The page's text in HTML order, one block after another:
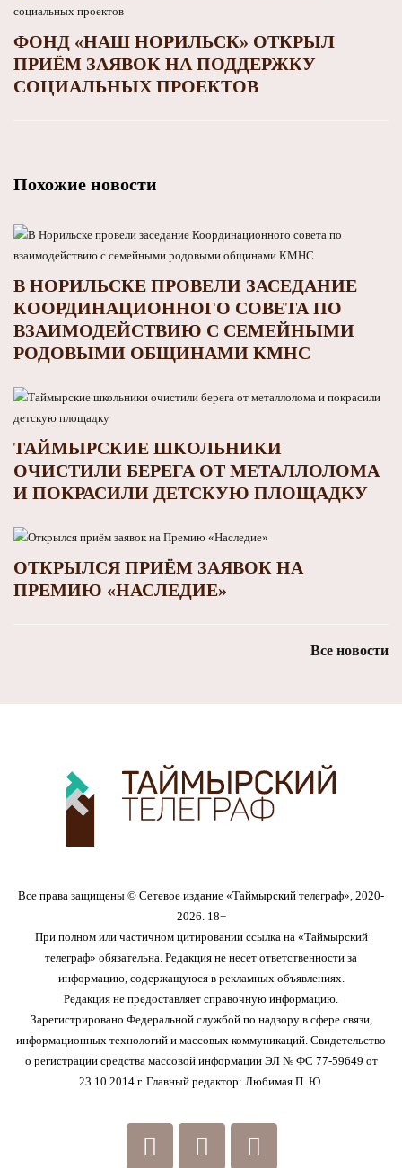
ФОНД «НАШ НОРИЛЬСК» ОТКРЫЛ
ПРИЁМ ЗАЯВОК НА ПОДДЕРЖКУ
СОЦИАЛЬНЫХ ПРОЕКТОВ
Похожие новости
В НОРИЛЬСКЕ ПРОВЕЛИ ЗАСЕДАНИЕ
КООРДИНАЦИОННОГО СОВЕТА ПО
ВЗАИМОДЕЙСТВИЮ С СЕМЕЙНЫМИ
РОДОВЫМИ ОБЩИНАМИ КМНС
ТАЙМЫРСКИЕ ШКОЛЬНИКИ
ОЧИСТИЛИ БЕРЕГА ОТ МЕТАЛЛОЛОМА
И ПОКРАСИЛИ ДЕТСКУЮ ПЛОЩАДКУ
ОТКРЫЛСЯ ПРИЁМ ЗАЯВОК НА
ПРЕМИЮ «НАСЛЕДИЕ»
Все новости
Все права защищены © Сетевое издание «Таймырский телеграф», 2020-
2026. 18+
При полном или частичном цитировании ссылка на «Таймырский
телеграф» обязательна. Редакция не несет ответственности за
информацию, содержащуюся в рекламных объявлениях.
Редакция не предоставляет справочную информацию.
Зарегистрировано Федеральной службой по надзору в сфере связи,
информационных технологий и массовых коммуникаций. Свидетельство
о регистрации средства массовой информации ЭЛ № ФС 77-59649 от
23.10.2014 г. Главный редактор: Любимая П. Ю.